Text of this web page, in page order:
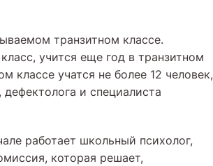
транзитном классе.
учится еще год в транзитном
классе учатся не более 12 человек,
и специалиста
работает школьный психолог,
которая решает,